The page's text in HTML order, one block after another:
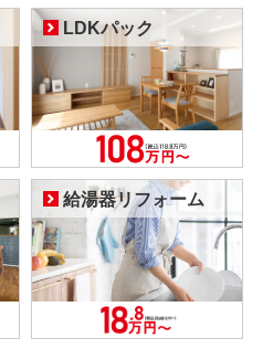
LDKパック
給湯器リフォーム